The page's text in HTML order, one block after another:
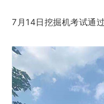
7月14日挖掘机考试通